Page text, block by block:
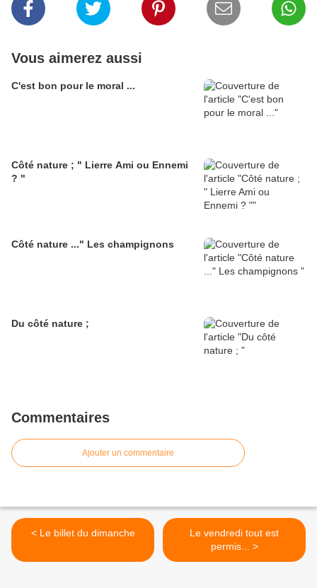
Vous aimerez aussi
C'est bon pour le moral ...
Côté nature ; " Lierre Ami ou Ennemi
? "
Côté nature ..." Les champignons
Du côté nature ;
Commentaires
Ajouter un commentaire
< Le billet du dimanche
Le vendredi tout est
permis... >